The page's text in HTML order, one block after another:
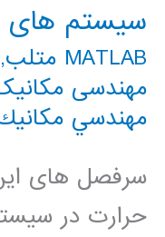
سیستم های
MATLAB متلب ,
مهندسی
مهندسي
سرفصل های
حرارت در